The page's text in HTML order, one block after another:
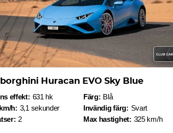
Huracan EVO Sky Blue
effekt: 631 hk
h: 3,1 sekunder
2
Färg: Blå
Invändig färg: Svart
Max hastighet: 325 km/h